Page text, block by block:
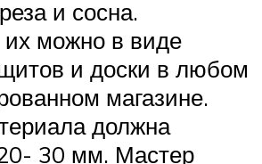
и сосна.
можно в виде
и доски в любом
магазине.
должна
30 мм. Мастер